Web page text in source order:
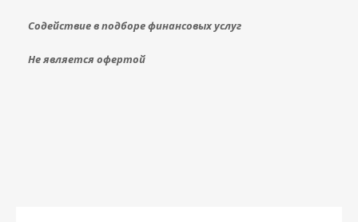
Содействие в подборе финансовых услуг
Не является офертой